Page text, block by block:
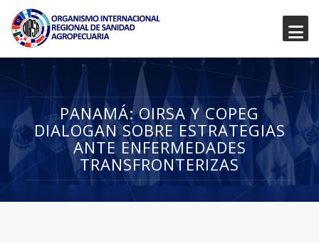
PANAMÁ: OIRSA Y COPEG
DIALOGAN SOBRE ESTRATEGIAS
ANTE ENFERMEDADES
TRANSFRONTERIZAS